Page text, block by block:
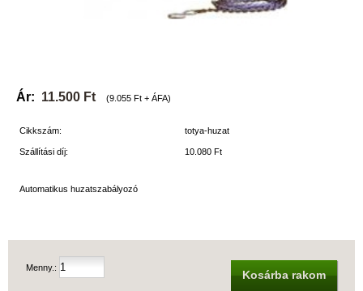
Ár: 11.500 Ft (9.055 Ft + ÁFA)
Cikkszám: totya-huzat
Szállítási díj: 10.080 Ft
Automatikus huzatszabályozó
Menny.:
Kosárba rakom